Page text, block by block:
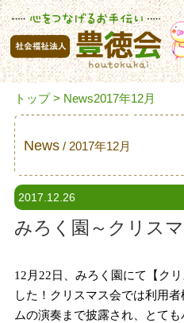
トップ> News2017年12月
News 2017年12月
2017.12.26
みろく園～クリス
12 月 22日、みろく園にて【ク
した！クリスマス会では利用
ムの演奏まで披露され、とて